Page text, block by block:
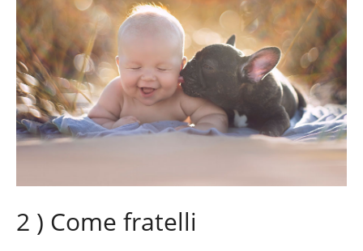
2 ) Come fratelli